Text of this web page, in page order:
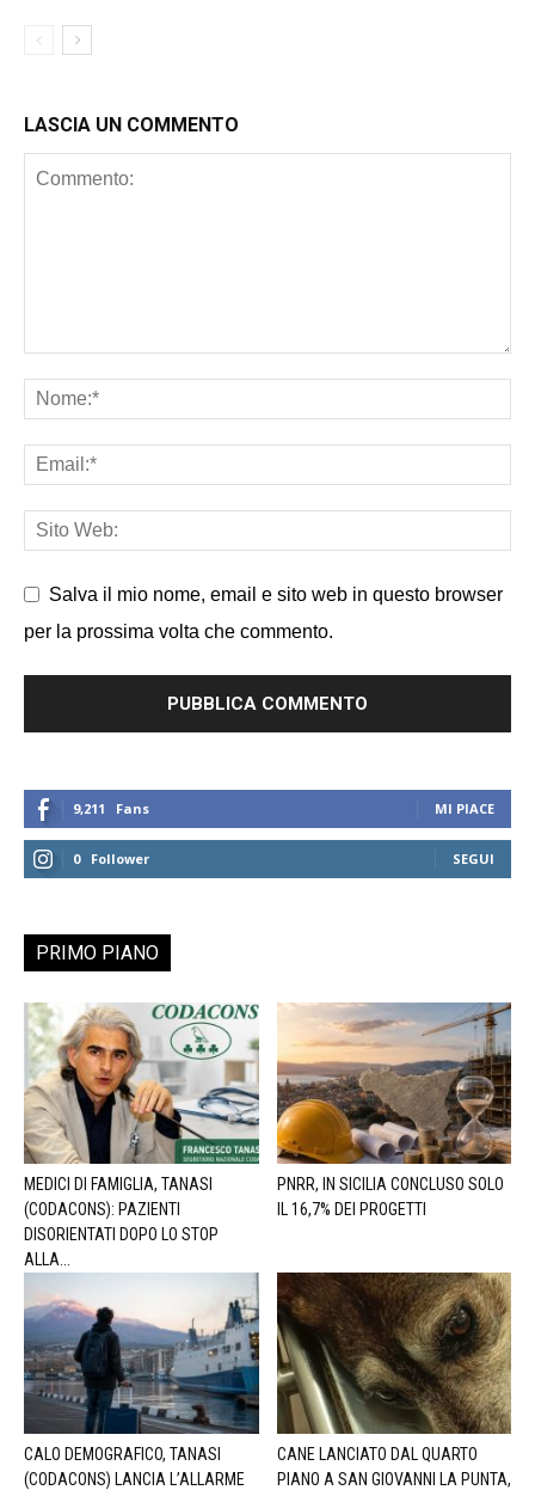
LASCIA UN COMMENTO
Salva il mio nome, email e sito web in questo browser
per la prossima volta che commento.
9,211 Fans MI PIACE
0 Follower SEGUI
PRIMO PIANO
MEDICI DI FAMIGLIA, TANASI
(CODACONS): PAZIENTI
DISORIENTATI DOPO LO STOP
ALLA...
PNRR, IN SICILIA CONCLUSO SOLO
IL 16,7% DEI PROGETTI
CALO DEMOGRAFICO, TANASI
(CODACONS) LANCIA L’ALLARME
CANE LANCIATO DAL QUARTO
PIANO A SAN GIOVANNI LA PUNTA,